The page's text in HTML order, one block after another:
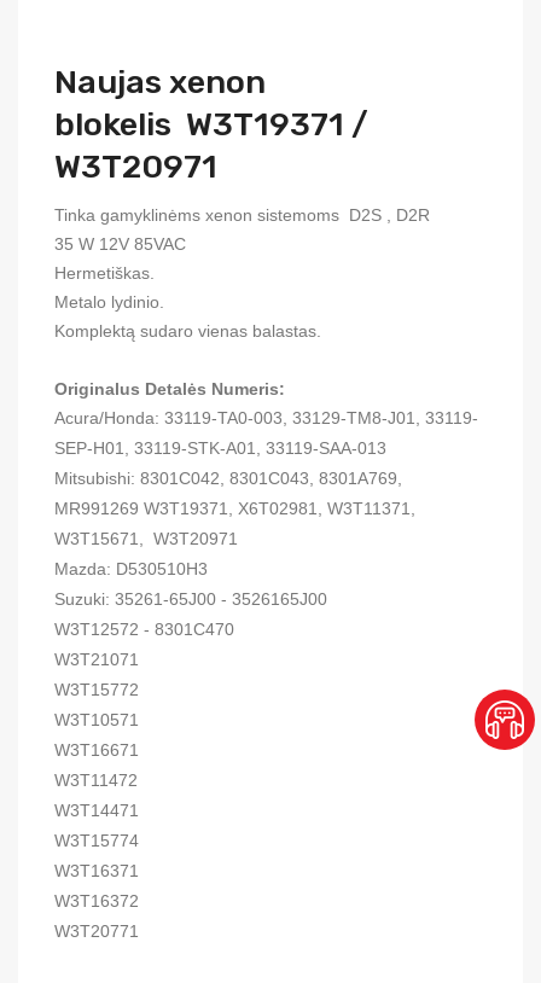
Naujas xenon
blokelis W3T19371 /
W3T20971
Tinka gamyklinėms xenon sistemoms D2S , D2R
35 W 12V 85VAC
Hermetiškas.
Metalo lydinio.
Komplektą sudaro vienas balastas.
Originalus Detalės Numeris:
Acura/Honda: 33119-TA0-003, 33129-TM8-J01, 33119-
SEP-H01, 33119-STK-A01, 33119-SAA-013
Mitsubishi: 8301C042, 8301C043, 8301A769,
MR991269 W3T19371, X6T02981, W3T11371,
W3T15671, W3T20971
Mazda: D530510H3
Suzuki: 35261-65J00 - 3526165J00
W3T12572 - 8301C470
W3T21071
W3T15772
W3T10571
W3T16671
W3T11472
W3T14471
W3T15774
W3T16371
W3T16372
W3T20771